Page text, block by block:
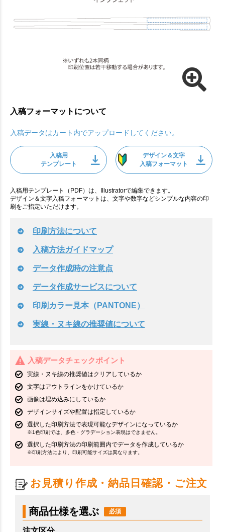
入稿フォーマットについて
入稿データはカート内でアップロードしてください。
入稿用
テンプレート
デザイン＆文字
入稿フォーマット
入稿用テンプレート（PDF）は、Illustratorで編集できます。
デザイン＆文字入稿フォーマットは、文字や数字などシンプルな内容の印
刷をご指定いただけます。
印刷方法について
入稿方法ガイドマップ
データ作成時の注意点
データ作成サービスについて
印刷カラー見本（PANTONE）
実線・ヌキ線の推奨値について
入稿データチェックポイント
実線・ヌキ線の推奨値はクリアしているか
文字はアウトラインをかけているか
画像は埋め込みにしているか
デザインサイズや配置は指定しているか
選択した印刷方法で表現可能なデザインになっているか
※1色印刷では、多色・グラデーション表現はできません。
選択した印刷方法の印刷範囲内でデータを作成しているか
※印刷方法により、印刷可能サイズは異なります。
お見積り作成・納品日確認・ご注文
商品仕様を選ぶ